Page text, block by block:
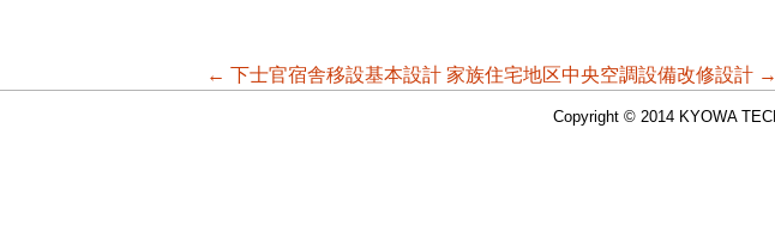
投
← 下士官宿舎移設基本設計 家族住宅地区中央空調設備改修設計 →
Copyright © 2014 KYOWA